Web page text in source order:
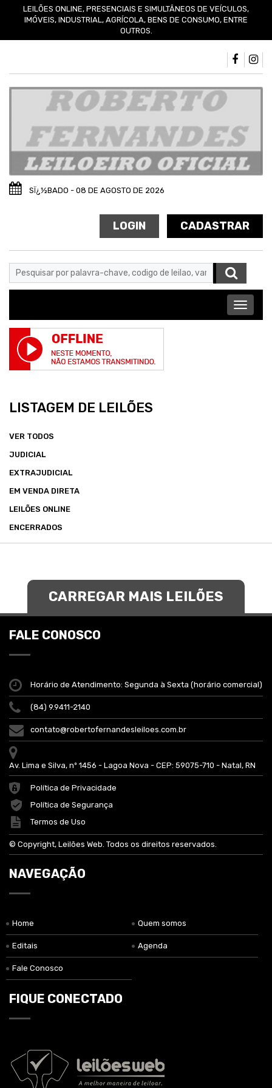
LEILÕES ONLINE, PRESENCIAIS E SIMULTÂNEOS DE VEÍCULOS,
IMÓVEIS, INDUSTRIAL, AGRÍCOLA, BENS DE CONSUMO, ENTRE
OUTROS.
SÏ¿½BADO - 08 DE AGOSTO DE 2026
LOGIN CADASTRAR
Abrir
menu
LISTAGEM DE LEILÕES
VER TODOS
JUDICIAL
EXTRAJUDICIAL
EM VENDA DIRETA
LEILÕES ONLINE
ENCERRADOS
CARREGAR MAIS LEILÕES
FALE CONOSCO
Horário de Atendimento: Segunda à Sexta (horário comercial)
(84) 9.9411-2140
contato@robertofernandesleiloes.com.br
Av. Lima e Silva, nº 1456 - Lagoa Nova - CEP: 59075-710 - Natal, RN
Política de Privacidade
Política de Segurança
Termos de Uso
© Copyright, Leilões Web. Todos os direitos reservados.
NAVEGAÇÃO
Home Quem somos
Editais Agenda
Fale Conosco
FIQUE CONECTADO